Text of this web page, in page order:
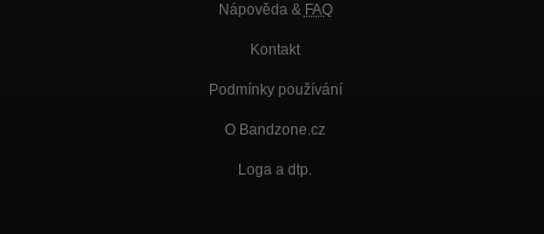
Nápověda & FAQ
Kontakt
Podmínky používání
O Bandzone.cz
Loga a dtp.